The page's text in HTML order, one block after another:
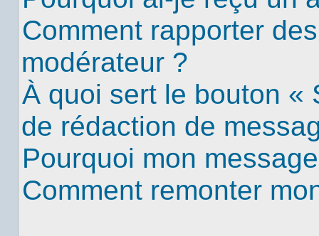
Comment rapporter
modérateur ?
À quoi sert le bouton «
de rédaction de
Pourquoi mon
Comment remonter